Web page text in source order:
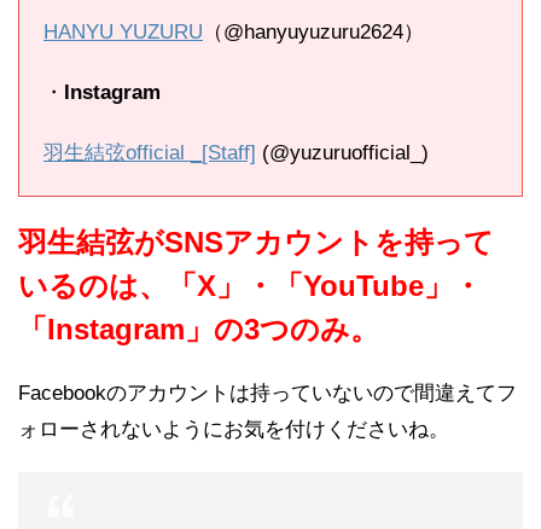
HANYU YUZURU （@hanyuyuzuru2624）
・ Instagram
羽生結弦official _[Staff] (@yuzuruofficial_)
羽生結弦がSNSアカウントを持って
いるのは、「X」・「YouTube」・
「Instagram」の3つのみ。
Facebookのアカウントは持っていないので間違えてフ
ォローされないようにお気を付けくださいね。